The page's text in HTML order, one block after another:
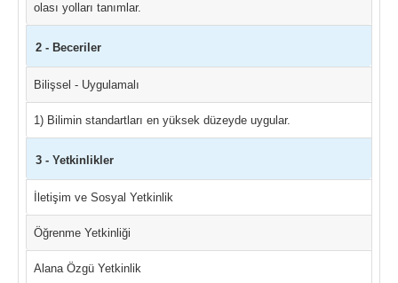
olası yolları tanımlar.
2 - Beceriler
Bilişsel - Uygulamalı
1) Bilimin standartları en yüksek düzeyde uygular.
3 - Yetkinlikler
İletişim ve Sosyal Yetkinlik
Öğrenme Yetkinliği
Alana Özgü Yetkinlik